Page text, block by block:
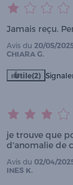
Jamais reçu.
Avis du 20/05/
CHIARA G.
Utile(2)
je trouve que
d'anomalie de
Avis du 02/04/
INES K.